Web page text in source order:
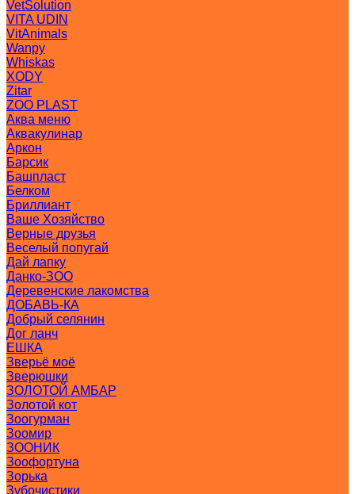
VetSolution
VITA UDIN
VitAnimals
Wanpy
Whiskas
XODY
Zitar
ZOO PLAST
Аква меню
Аквакулинар
Аркон
Барсик
Башпласт
Белком
Бриллиант
Ваше Хозяйство
Верные друзья
Веселый попугай
Дай лапку
Данко-ЗОО
Деревенские лакомства
ДОБАВЬ-КА
Добрый селянин
Дог ланч
ЕШКА
Зверьё моё
Зверюшки
ЗОЛОТОЙ АМБАР
Золотой кот
Зоогурман
Зоомир
ЗООНИК
Зоофортуна
Зорька
Зубочистики